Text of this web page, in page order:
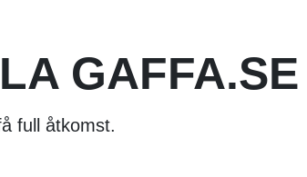
GAFFA.SE
full åtkomst.